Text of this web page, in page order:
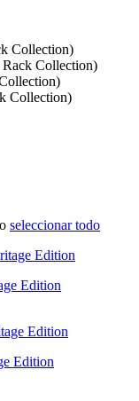
Collection)
Collection)
Collection)
seleccionar todo
Edition
Edition